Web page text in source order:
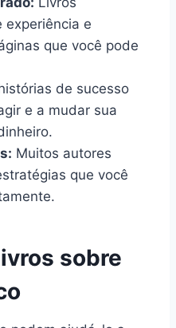
experiência e
que você pode
de sucesso
e a mudar sua
Muitos autores
que você
sobre